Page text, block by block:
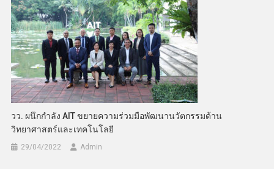
วว. ผนึกกำลัง AIT ขยายความร่วมมือพัฒนานวัตกรรมด้าน
วิทยาศาสตร์และเทคโนโลยี
29/04/2022 Admin